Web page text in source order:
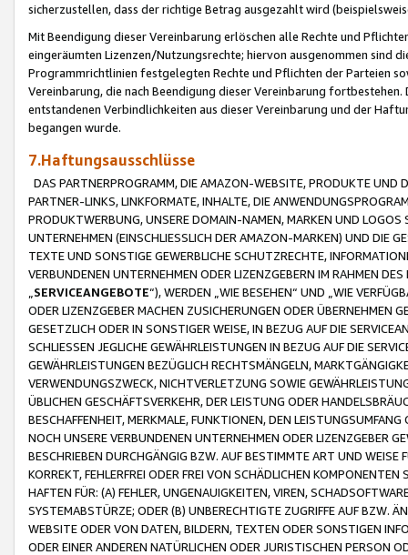
sicherzustellen, dass der richtige Betrag ausgezahlt wird
Mit Beendigung dieser Vereinbarung erlöschen alle Rechte und
eingeräumten Lizenzen/Nutzungsrechte; hiervon ausgenommen sind
Programmrichtlinien festgelegten Rechte und Pflichten der Parteien
Vereinbarung, die nach Beendigung dieser Vereinbarung
entstandenen Verbindlichkeiten aus dieser Vereinbarung und der
begangen wurde.
7.Haftungsausschlüsse
DAS PARTNERPROGRAMM, DIE AMAZON-WEBSITE, PRODUKTE UND
PARTNER-LINKS, LINKFORMATE, INHALTE, DIE
PRODUKTWERBUNG, UNSERE DOMAIN-NAMEN, MARKEN UND
UNTERNEHMEN (EINSCHLIESSLICH DER AMAZON-MARKEN) UND DIE
TEXTE UND SONSTIGE GEWERBLICHE SCHUTZRECHTE,
VERBUNDENEN UNTERNEHMEN ODER LIZENZGEBERN IM RAHMEN
SERVICEANGEBOTE“), WERDEN „WIE BESEHEN“ UND „WIE
ODER LIZENZGEBER MACHEN ZUSICHERUNGEN ODER ÜBERNEHMEN
GESETZLICH ODER IN SONSTIGER WEISE, IN BEZUG AUF DIE
SCHLIESSEN JEGLICHE GEWÄHRLEISTUNGEN IN BEZUG AUF DIE
GEWÄHRLEISTUNGEN BEZÜGLICH RECHTSMÄNGELN,
VERWENDUNGSZWECK, NICHTVERLETZUNG SOWIE
ÜBLICHEN GESCHÄFTSVERKEHR, DER LEISTUNG ODER
BESCHAFFENHEIT, MERKMALE, FUNKTIONEN, DEN
NOCH UNSERE VERBUNDENEN UNTERNEHMEN ODER LIZENZGEBER
BESCHRIEBEN DURCHGÄNGIG BZW. AUF BESTIMMTE ART UND
KORREKT, FEHLERFREI ODER FREI VON SCHÄDLICHEN
HAFTEN FÜR: (A) FEHLER, UNGENAUIGKEITEN, VIREN,
SYSTEMABSTÜRZE; ODER (B) UNBERECHTIGTE ZUGRIFFE AUF BZW.
WEBSITE ODER VON DATEN, BILDERN, TEXTEN ODER SONSTIGEN
ODER EINER ANDEREN NATÜRLICHEN ODER JURISTISCHEN PERSON